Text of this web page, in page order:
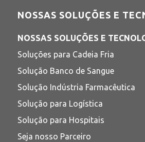
NOSSAS SOLUÇÕES E
NOSSAS SOLUÇÕES E
Soluções para Cadeia Fria
Solução Banco de Sangue
Solução Indústria Farmacêutica
Solução para Logística
Solução para Hospitais
Seja nosso Parceiro